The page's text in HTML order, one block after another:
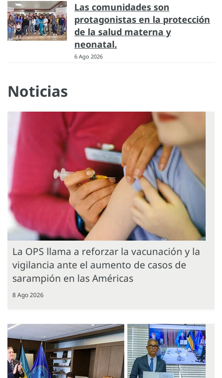
Las comunidades son
protagonistas en la protección
de la salud materna y
neonatal.
6 Ago 2026
Noticias
La OPS llama a reforzar la vacunación y la
vigilancia ante el aumento de casos de
sarampión en las Américas
8 Ago 2026